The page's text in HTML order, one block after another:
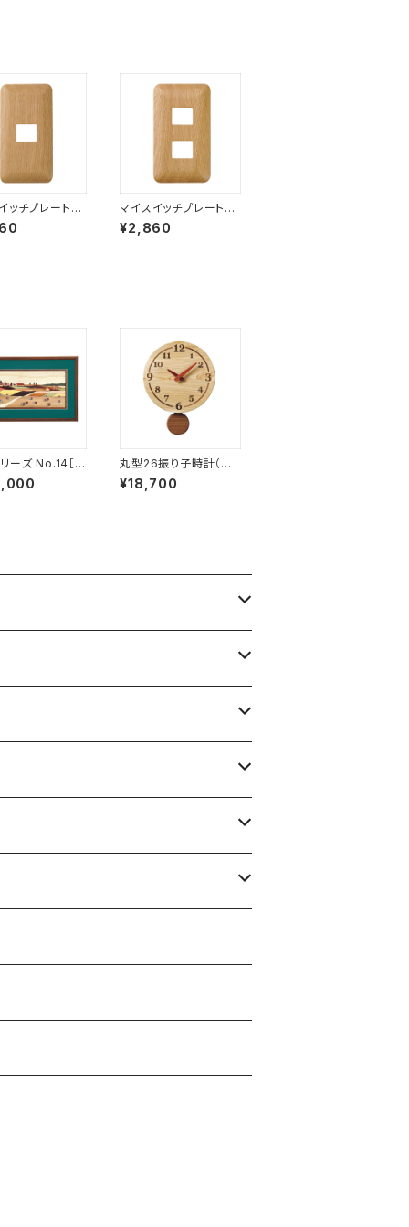
ッチプレート-
1連１口
マイスイッチプレート-
標準（H）1連2口
¥2,860
ーズ No.14［Y
【受注生産品】
丸型26振り子時計（セ
ン）［F38-A］
¥18,700